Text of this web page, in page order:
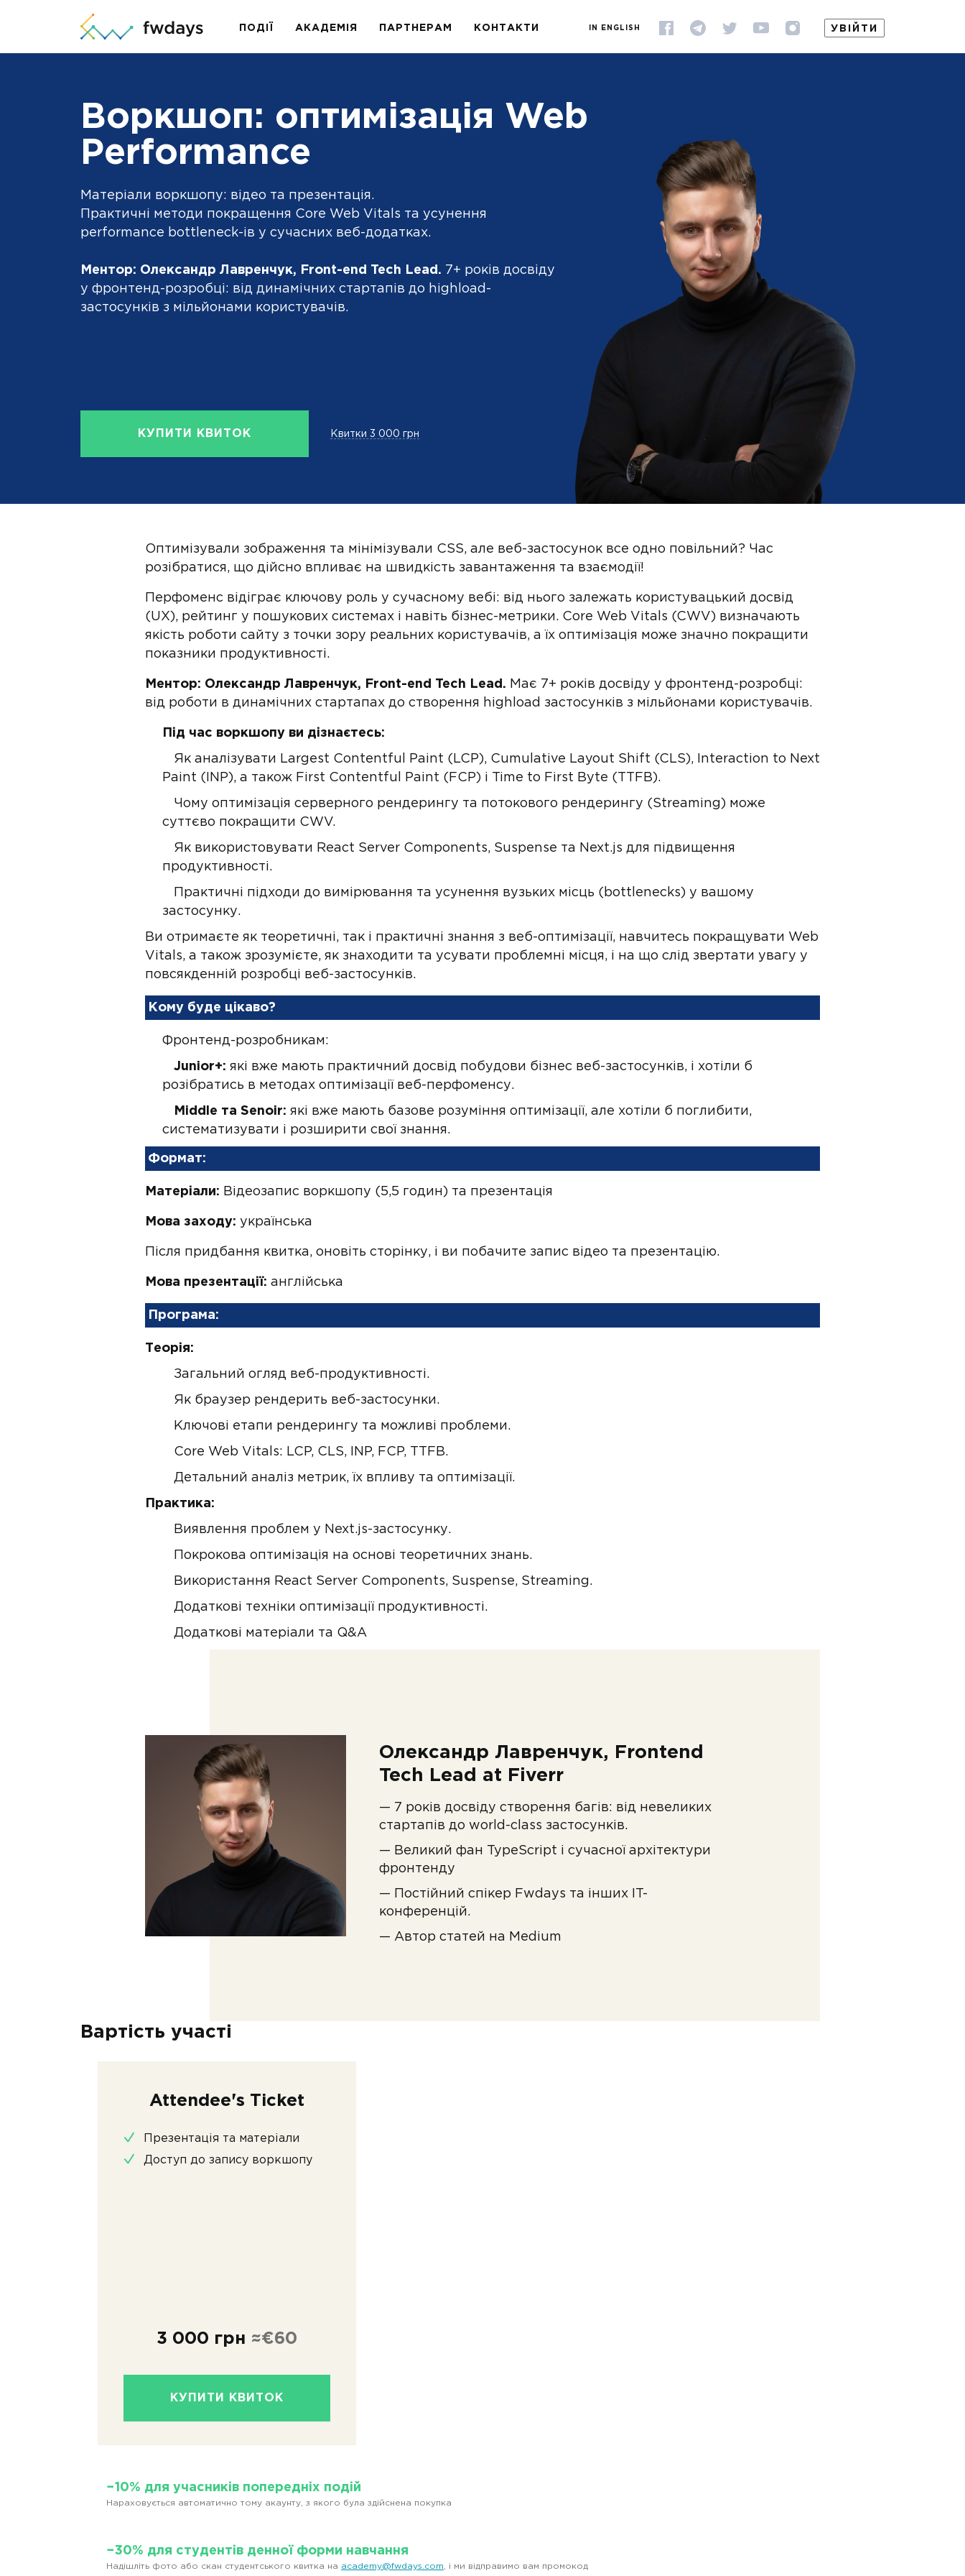
ПОДІЇ АКАДЕМІЯ ПАРТНЕРАМ КОНТАКТИ IN ENGLISH УВІЙТИ
Воркшоп: оптимізація Web
Performance
Матеріали воркшопу: відео та презентація.
Практичні методи покращення Core Web Vitals та усунення
performance bottleneck-ів у сучасних веб-додатках.
Ментор: Олександр Лавренчук, Front-end Tech Lead. 7+ років досвіду
у фронтенд-розробці: від динамічних стартапів до highload-
застосунків з мільйонами користувачів.
КУПИТИ КВИТОК Квитки 3 000 грн
Оптимізували зображення та мінімізували CSS, але веб-застосунок все одно повільний? Час
розібратися, що дійсно впливає на швидкість завантаження та взаємодії!
Перфоменс відіграє ключову роль у сучасному вебі: від нього залежать користувацький досвід
(UX), рейтинг у пошукових системах і навіть бізнес-метрики. Core Web Vitals (CWV) визначають
якість роботи сайту з точки зору реальних користувачів, а їх оптимізація може значно покращити
показники продуктивності.
Ментор: Олександр Лавренчук, Front-end Tech Lead. Має 7+ років досвіду у фронтенд-розробці:
від роботи в динамічних стартапах до створення highload застосунків з мільйонами користувачів.
Під час воркшопу ви дізнаєтесь:
Як аналізувати Largest Contentful Paint (LCP), Cumulative Layout Shift (CLS), Interaction to Next
Paint (INP), а також First Contentful Paint (FCP) і Time to First Byte (TTFB).
Чому оптимізація серверного рендерингу та потокового рендерингу (Streaming) може
суттєво покращити CWV.
Як використовувати React Server Components, Suspense та Next.js для підвищення
продуктивності.
Практичні підходи до вимірювання та усунення вузьких місць (bottlenecks) у вашому
застосунку.
Ви отримаєте як теоретичні, так і практичні знання з веб-оптимізації, навчитесь покращувати Web
Vitals, а також зрозумієте, як знаходити та усувати проблемні місця, і на що слід звертати увагу у
повсякденній розробці веб-застосунків.
Кому буде цікаво?
Фронтенд-розробникам:
Junior+: які вже мають практичний досвід побудови бізнес веб-застосунків, і хотіли б
розібратись в методах оптимізації веб-перфоменсу.
Middle та Senoir: які вже мають базове розуміння оптимізації, але хотіли б поглибити,
систематизувати і розширити свої знання.
Формат:
Матеріали: Відеозапис воркшопу (5,5 годин) та презентація
Мова заходу: українська
Після придбання квитка, оновіть сторінку, і ви побачите запис відео та презентацію.
Мова презентації: англійська
Програма:
Теорія:
Загальний огляд веб-продуктивності.
Як браузер рендерить веб-застосунки.
Ключові етапи рендерингу та можливі проблеми.
Core Web Vitals: LCP, CLS, INP, FCP, TTFB.
Детальний аналіз метрик, їх впливу та оптимізації.
Практика:
Виявлення проблем у Next.js-застосунку.
Покрокова оптимізація на основі теоретичних знань.
Використання React Server Components, Suspense, Streaming.
Додаткові техніки оптимізації продуктивності.
Додаткові матеріали та Q&A
Олександр Лавренчук, Frontend
Tech Lead at Fiverr
— 7 років досвіду створення багів: від невеликих
стартапів до world-class застосунків.
— Великий фан TypeScript і сучасної архітектури
фронтенду
— Постійний спікер Fwdays та інших IT-
конференцій.
— Автор статей на Medium
Вартість участі
Attendee's Ticket
Презентація та матеріали
Доступ до запису воркшопу
3 000 грн ≈€60
КУПИТИ КВИТОК
−10% для учасників попередніх подій
Нараховується автоматично тому акаунту, з якого була здійснена покупка
−30% для студентів денної форми навчання
Надішліть фото або скан студентського квитка на academy@fwdays.com , і ми відправимо вам промокод